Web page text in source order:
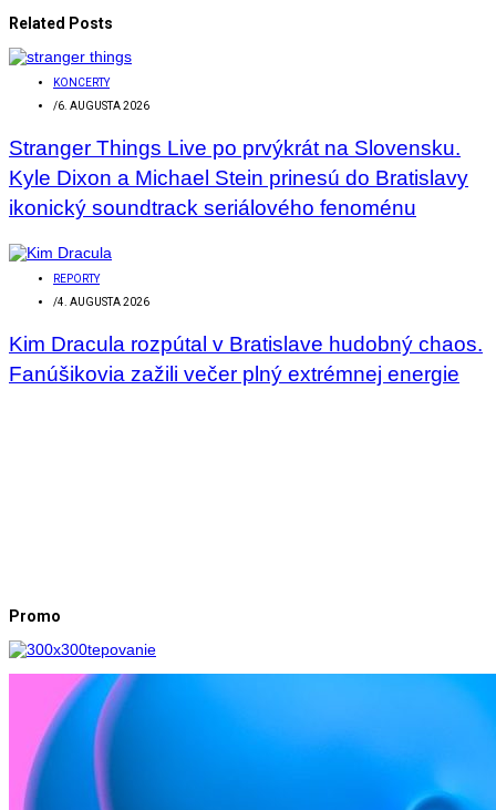
Related Posts
KONCERTY
/6. AUGUSTA 2026
Stranger Things Live po prvýkrát na Slovensku.
Kyle Dixon a Michael Stein prinesú do Bratislavy
ikonický soundtrack seriálového fenoménu
REPORTY
/4. AUGUSTA 2026
Kim Dracula rozpútal v Bratislave hudobný chaos.
Fanúšikovia zažili večer plný extrémnej energie
Promo